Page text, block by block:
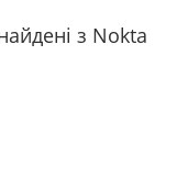
з Nokta